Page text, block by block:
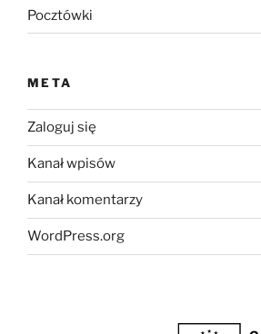
Pocztówki
META
Zaloguj się
Kanał wpisów
Kanał komentarzy
WordPress.org